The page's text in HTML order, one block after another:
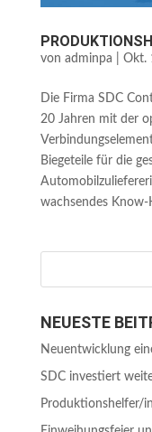
von adminpa Okt.
Die Firma SDC
20 Jahren mit der
Biegeteile für die
wachsendes
NEUESTE
Neuentwicklung
SDC investiert
Produktionshelfer/in